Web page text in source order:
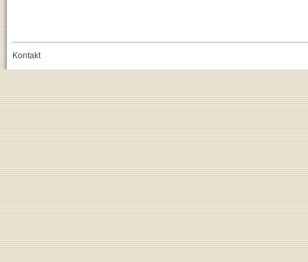
Kontakt